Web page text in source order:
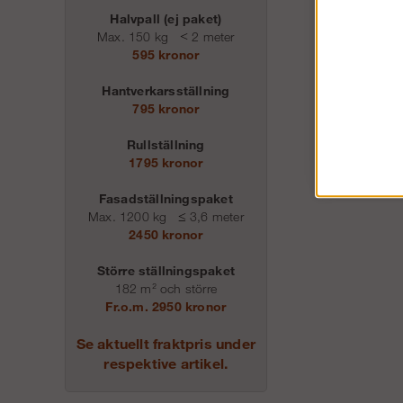
Halvpall (ej paket)
Max. 150 kg < 2 meter
595 kronor
Hantverkarsställning
795 kronor
Rullställning
1795 kronor
Fasadställningspaket
Max. 1200 kg
≤ 3,6 meter
2450 kronor
Större ställningspaket
182 m² och större
Fr.o.m. 2950 kronor
Se aktuellt fraktpris under
respektive artikel.